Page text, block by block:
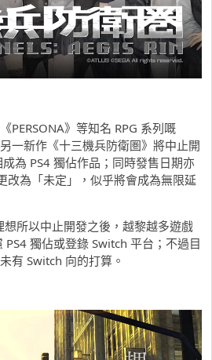
PERSONA》等知名 RPG 系列嘅
一新作《十三機兵防衛圏》將中止開
為 PS4 獨佔作品；同時發售日期亦
改為「未定」，似乎將會成為無限延
想所以中止開發之後，越黎越多遊戲
PS4 獨佔或登錄 Switch 平台；不過目
有 Switch 向的打算。